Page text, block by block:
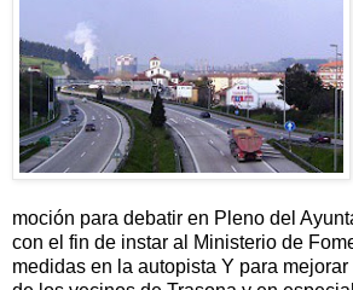
moción para debatir en Pleno del
con el fin de instar al Ministerio de
medidas en la autopista Y para